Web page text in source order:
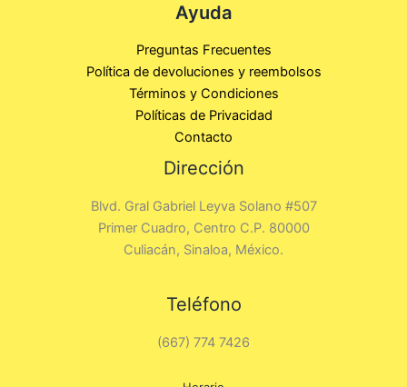
Ayuda
Preguntas Frecuentes
Política de devoluciones y reembolsos
Términos y Condiciones
Políticas de Privacidad
Contacto
Dirección
Blvd. Gral Gabriel Leyva Solano #507
Primer Cuadro, Centro C.P. 80000
Culiacán, Sinaloa, México.
Teléfono
(667) 774 7426